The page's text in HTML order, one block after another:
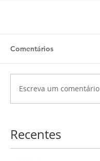
Comentários
Escreva um comentário
Recentes